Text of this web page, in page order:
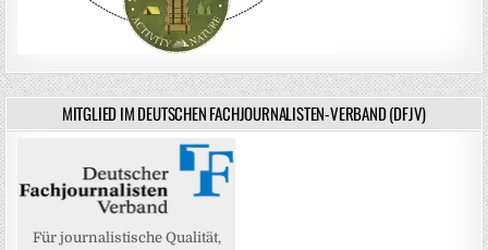
MITGLIED IM DEUTSCHEN FACHJOURNALISTEN-VERBAND (DFJV)
Für journalistische Qualität,